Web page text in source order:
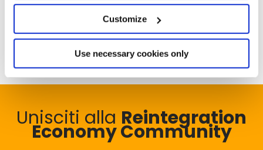
Customize
Use necessary cookies only
huisdierenregister waarmee contact opgenomen
kan worden wanneer een dier wordt gevonden dat
geregistreerd staat in een ander land.
Unisciti alla Reintegration
Economy Community